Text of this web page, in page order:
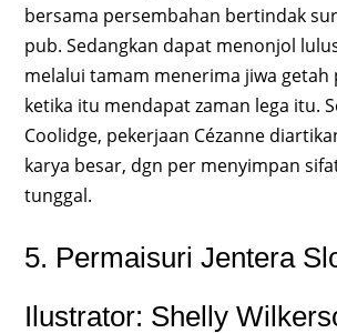
bersama persembahan bertindak
pub. Sedangkan dapat menonjol
melalui tamam menerima jiwa getah
ketika itu mendapat zaman lega itu.
Coolidge, pekerjaan Cézanne
karya besar, dgn per menyimpan
tunggal.
5. Permaisuri Jentera
Ilustrator: Shelly